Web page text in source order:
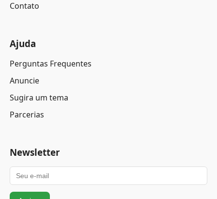
Contato
Ajuda
Perguntas Frequentes
Anuncie
Sugira um tema
Parcerias
Newsletter